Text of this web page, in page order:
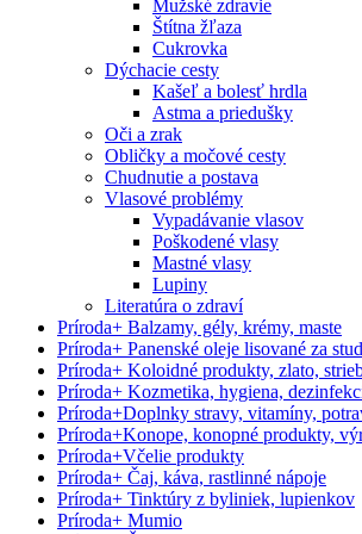
Mužské zdravie
Štítna žľaza
Cukrovka
Dýchacie cesty
Kašeľ a bolesť hrdla
Astma a priedušky
Oči a zrak
Obličky a močové cesty
Chudnutie a postava
Vlasové problémy
Vypadávanie vlasov
Poškodené vlasy
Mastné vlasy
Lupiny
Literatúra o zdraví
Príroda+ Balzamy, gély, krémy, maste
Príroda+ Panenské oleje lisované za
Príroda+ Koloidné produkty, zlato,
Príroda+ Kozmetika, hygiena,
Príroda+Doplnky stravy, vitamíny,
Príroda+Konope, konopné produkty,
Príroda+Včelie produkty
Príroda+ Čaj, káva, rastlinné nápoje
Príroda+ Tinktúry z byliniek, lupienkov
Príroda+ Mumio